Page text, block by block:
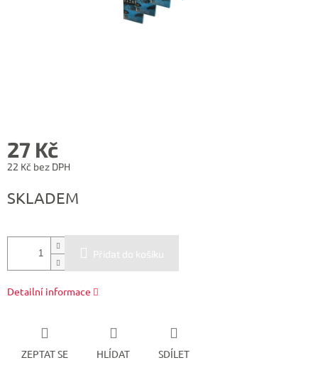
27 Kč
22 Kč bez DPH
cena:
SKLADEM
Přidat do košíku
Detailní informace
ZEPTAT SE HLÍDAT SDÍLET